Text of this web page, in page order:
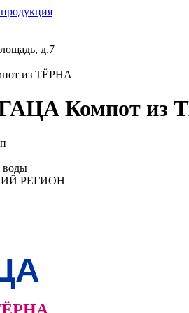
д.7
Компот из
воды
РЕГИОН